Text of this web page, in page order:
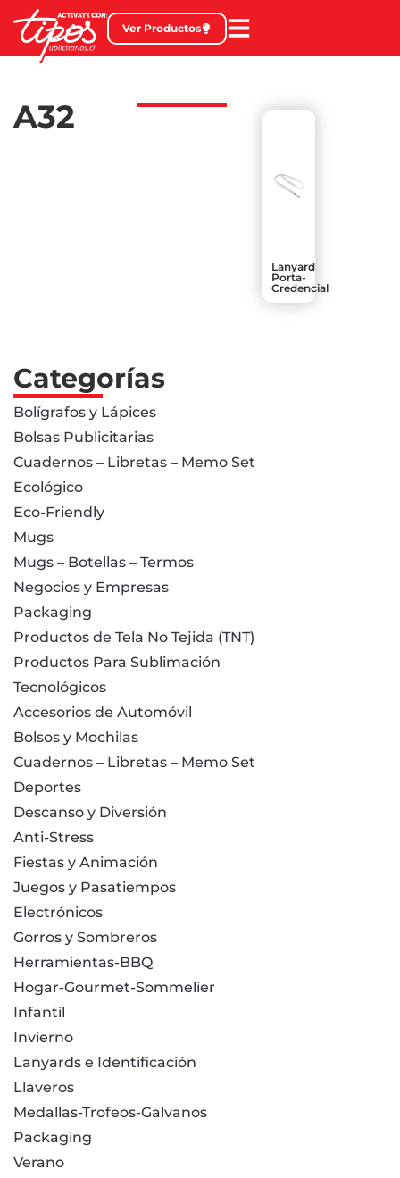
Ver Productos
A32
Lanyard
Porta-
Credencial
Categorías
Bolígrafos y Lápices
Bolsas Publicitarias
Cuadernos – Libretas – Memo Set
Ecológico
Eco-Friendly
Mugs
Mugs – Botellas – Termos
Negocios y Empresas
Packaging
Productos de Tela No Tejida (TNT)
Productos Para Sublimación
Tecnológicos
Accesorios de Automóvil
Bolsos y Mochilas
Cuadernos – Libretas – Memo Set
Deportes
Descanso y Diversión
Anti-Stress
Fiestas y Animación
Juegos y Pasatiempos
Electrónicos
Gorros y Sombreros
Herramientas-BBQ
Hogar-Gourmet-Sommelier
Infantil
Invierno
Lanyards e Identificación
Llaveros
Medallas-Trofeos-Galvanos
Packaging
Verano